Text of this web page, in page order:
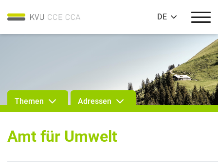
DE
Themen Adressen
Amt für Umwelt